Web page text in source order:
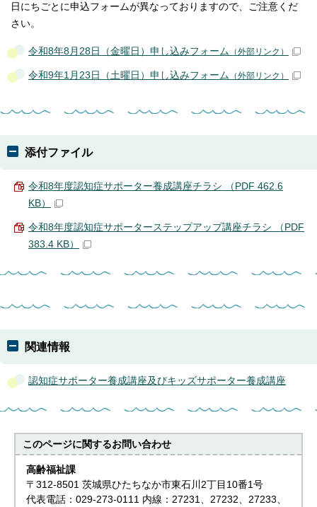
日にちごとに申込フォームが異なっておりますので、ご注意くだ
さい。
令和8年8月28日（金曜日）申し込みフォーム （外部リンク）
令和9年1月23日（土曜日）申し込みフォーム （外部リンク）
添付ファイル
令和8年度認知症サポーター養成講座チラシ （PDF 462.6
KB）
令和8年度認知症サポーターステップアップ講座チラシ （PDF
383.4 KB）
関連情報
認知症サポーター養成講座及びキッズサポーター養成講座
このページに関するお問い合わせ
高齢福祉課
〒312-8501 茨城県ひたちなか市東石川2丁目10番1号
代表電話：029-273-0111 内線：27231、27232、27233、